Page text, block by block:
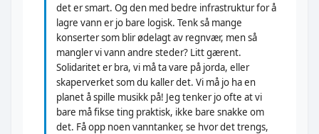
det er smart. Og den med bedre infrastruktur for å
lagre vann er jo bare logisk. Tenk så mange
konserter som blir ødelagt av regnvær, men så
mangler vi vann andre steder? Litt gærent.
Solidaritet er bra, vi må ta vare på jorda, eller
skaperverket som du kaller det. Vi må jo ha en
planet å spille musikk på! Jeg tenker jo ofte at vi
bare må fikse ting praktisk, ikke bare snakke om
det. Få opp noen vanntanker, se hvor det trengs,